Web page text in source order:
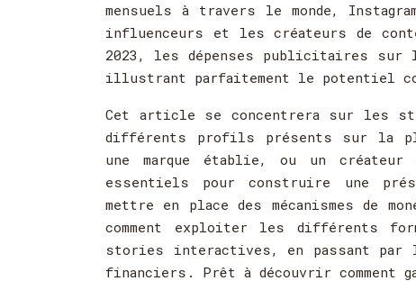
mensuels à travers le monde,
influenceurs et les créateurs de
2023, les dépenses publicitaires
illustrant parfaitement le potentiel
Cet article se concentrera sur les
différents profils présents sur la
une marque établie, ou un créateur
essentiels pour construire une
mettre en place des mécanismes de
comment exploiter les différents
stories interactives, en passant
financiers. Prêt à découvrir comment